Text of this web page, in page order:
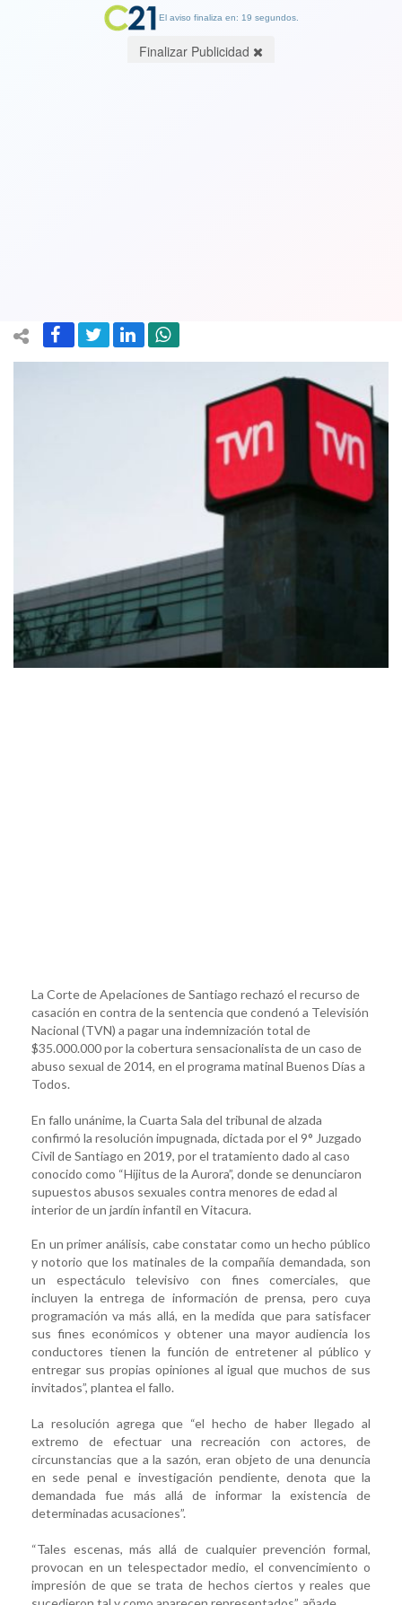
La Corte de Apelaciones de Santiago rechazó el recurso de
casación en contra de la sentencia que condenó a Televisión
Nacional (TVN) a pagar una indemnización total de
$35.000.000 por la cobertura sensacionalista de un caso de
abuso sexual de 2014, en el programa matinal Buenos Días a
Todos.
En fallo unánime, la Cuarta Sala del tribunal de alzada
confirmó la resolución impugnada, dictada por el 9° Juzgado
Civil de Santiago en 2019, por el tratamiento dado al caso
conocido como “Hijitus de la Aurora”, donde se denunciaron
supuestos abusos sexuales contra menores de edad al
interior de un jardín infantil en Vitacura.
En un primer análisis, cabe constatar como un hecho público
y notorio que los matinales de la compañía demandada, son
un espectáculo televisivo con fines comerciales, que
incluyen la entrega de información de prensa, pero cuya
programación va más allá, en la medida que para satisfacer
sus fines económicos y obtener una mayor audiencia los
conductores tienen la función de entretener al público y
entregar sus propias opiniones al igual que muchos de sus
invitados”, plantea el fallo.
La resolución agrega que “el hecho de haber llegado al
extremo de efectuar una recreación con actores, de
circunstancias que a la sazón, eran objeto de una denuncia
en sede penal e investigación pendiente, denota que la
demandada fue más allá de informar la existencia de
determinadas acusaciones”.
“Tales escenas, más allá de cualquier prevención formal,
provocan en un telespectador medio, el convencimiento o
impresión de que se trata de hechos ciertos y reales que
El aviso finaliza en: 19 segundos.
Finalizar Publicidad